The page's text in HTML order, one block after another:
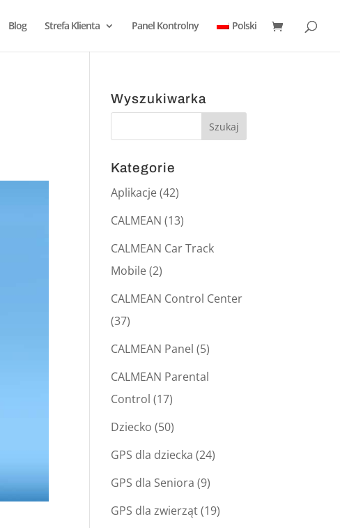
Blog Strefa Klienta Panel Kontrolny Polski
Wyszukiwarka
Kategorie
Aplikacje(42)
CALMEAN (13)
CALMEAN Car Track
Mobile(2)
CALMEAN Control Center
(37)
CALMEAN Panel (5)
CALMEAN Parental
Control (17)
Dziecko (50)
GPS dla dziecka (24)
GPS dla Seniora (9)
GPS dla zwierząt(19)